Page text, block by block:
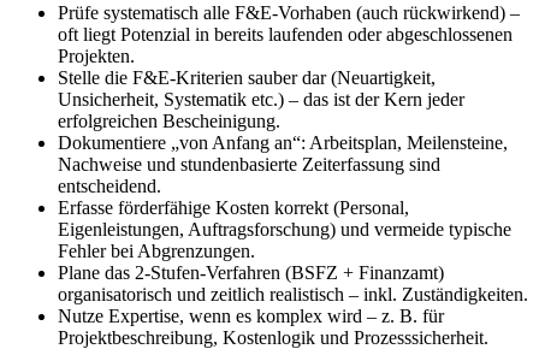
Prüfe systematisch alle F&E-Vorhaben (auch rückwirkend) –
oft liegt Potenzial in bereits laufenden oder abgeschlossenen
Projekten.
Stelle die F&E-Kriterien sauber dar (Neuartigkeit,
Unsicherheit, Systematik etc.) – das ist der Kern jeder
erfolgreichen Bescheinigung.
Dokumentiere „von Anfang an“: Arbeitsplan, Meilensteine,
Nachweise und stundenbasierte Zeiterfassung sind
entscheidend.
Erfasse förderfähige Kosten korrekt (Personal,
Eigenleistungen, Auftragsforschung) und vermeide typische
Fehler bei Abgrenzungen.
Plane das 2-Stufen-Verfahren (BSFZ + Finanzamt)
organisatorisch und zeitlich realistisch – inkl. Zuständigkeiten.
Nutze Expertise, wenn es komplex wird – z. B. für
Projektbeschreibung, Kostenlogik und Prozesssicherheit.